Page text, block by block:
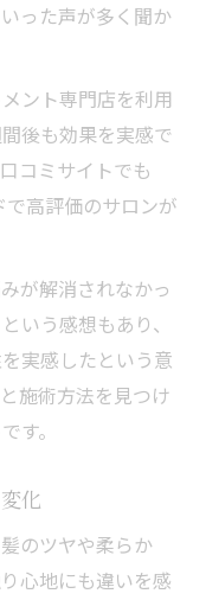
った声が多く聞か
ント専門店を利用
後も効果を実感で
コミサイトでも
で高評価のサロンが
が解消されなかっ
いう感想もあり、
実感したという意
施術方法を見つけ
す。
化
のツヤや柔らか
心地にも違いを感